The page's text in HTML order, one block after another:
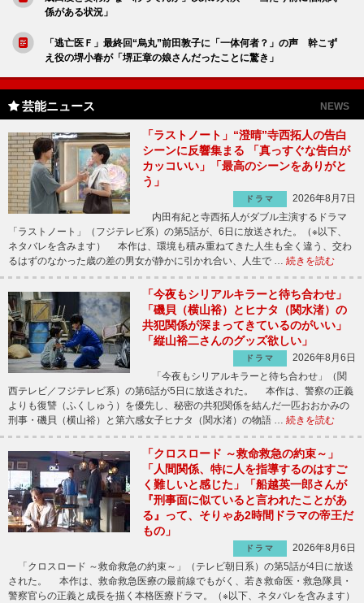
係がある状況」
「逃亡医Ｆ」最終回“烏丸”前田敦子に「一体何者？」の声 幹こず
え役の堺小春が「堺正章の娘さんだったことに驚き」
芸能ニュース NEWS
「ラストノート」“澄晴”寺西拓人の告白
シーンに反響集まる 「真っすぐな告白が
カッコいい」「最高のシーンをありがと
う」
ドラマ
2026年8月7日
内田有紀と寺西拓人がダブル主演するドラマ
「ラストノート」（フジテレビ系）の第5話が、6日に放送された。（※以下、
ネタバレを含みます） 本作は、環境も積み重ねてきた人生も全く違う、交わ
るはずのなかった歳の差の男女が静かに引かれ合い、人生で … 続きを読む
「今夜もシリアルキラーと待ち合わせ」
「磯貝（横山裕）とヒナタ（関水渚）の
共犯関係が深まってきているのがいい」
「縦山裕二さんのグッズ欲しい」
ドラマ
2026年8月6日
「今夜もシリアルキラーと待ち合わせ」（関
西テレビ／フジテレビ系）の第6話が5日に放送された。 本作は、警察の正義
よりも復讐（ふくしゅう）を優先し、秘密の共犯関係を結んだ一匹おおかみの
刑事・磯貝（横山裕）と第六感女子ヒナタ（関水渚）の物語 … 続きを読む
「クロスロード ～救命救急の約束～」
「人間関係、特に人を指導するのはすご
く難しいと感じた」「船越英一郎さんが
『刑事面に似ていると言われたことがあ
る』って、そりゃあ2時間ドラマの帝王だ
もの」
ドラマ
2026年8月6日
「クロスロード ～救命救急の約束～」（テレビ朝日系）の第5話が4日に放送
された。 本作は、救命救急医療の最前線でもがく、若き救命医・救急隊員・
警察官らの正義と成長を描く本格医療ドラマ。（※以下、ネタバレを含みます）